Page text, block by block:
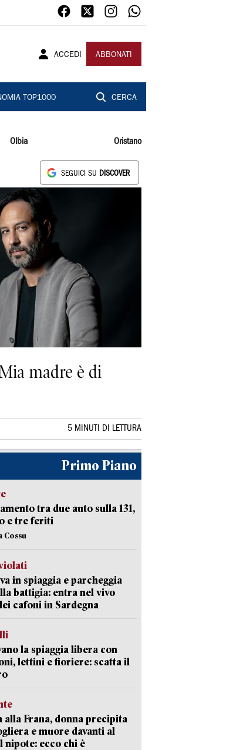
ACCEDI ABBONATI
TOP1000 CERCA
Olbia Oristano
SEGUICI SU DISCOVER
madre è di
5 MINUTI DI LETTURA
Primo Piano
tra due auto sulla 131,
e tre feriti
Cossu
in spiaggia e parcheggia
battigia: entra nel vivo
cafoni in Sardegna
la spiaggia libera con
lettini e fioriere: scatta il
alla Frana, donna precipita
e muore davanti al
nipote: ecco chi è